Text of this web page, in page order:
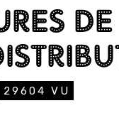
29604 VU